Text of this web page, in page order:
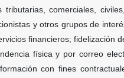
comerciales,
y otros grupos de
financieros; fidelización
física y por correo
con fines